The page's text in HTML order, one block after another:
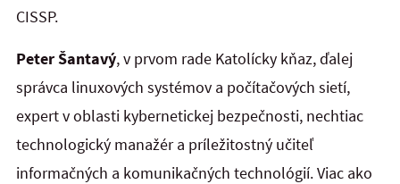
CISSP.
Peter Šantavý, v prvom rade Katolícky kňaz, ďalej
správca linuxových systémov a počítačových sietí,
expert v oblasti kybernetickej bezpečnosti, nechtiac
technologický manažér a príležitostný učiteľ
informačných a komunikačných technológií. Viac ako